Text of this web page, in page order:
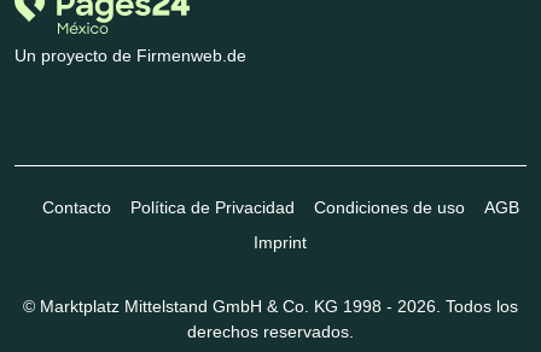
Un proyecto de Firmenweb.de
Contacto Política de Privacidad Condiciones de uso
AGB
Imprint
© Marktplatz Mittelstand GmbH & Co. KG 1998 - 2026. Todos los
derechos reservados.